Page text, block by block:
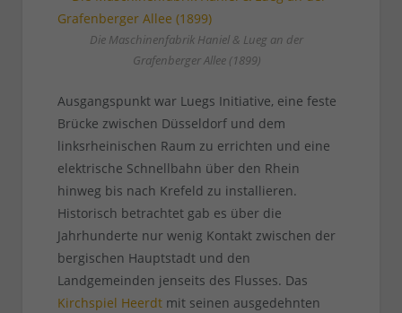
Die Maschinenfabrik Haniel & Lueg an der
Grafenberger Allee (1899)
Ausgangspunkt war Luegs Initiative, eine feste
Brücke zwischen Düsseldorf und dem
linksrheinischen Raum zu errichten und eine
elektrische Schnellbahn über den Rhein
hinweg bis nach Krefeld zu installieren.
Historisch betrachtet gab es über die
Jahrhunderte nur wenig Kontakt zwischen der
bergischen Hauptstadt und den
Landgemeinden jenseits des Flusses. Das
Kirchspiel Heerdtmit seinen ausgedehnten